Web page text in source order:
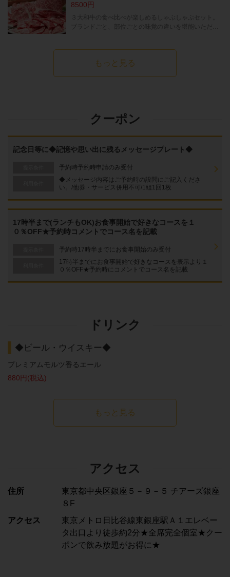
8500円
３大和牛の食べ比べが楽しめるしゃぶしゃぶセット。
もっと見る
クーポン
記念日等に◆記憶や思い出に残るメッセージプレート◆
予約時予約時申請のみ受付
◆メッセージ内容はご予約時の設問にご記入くださ
い。/他券・サービス併用不可/1組1回1枚
17時半まで(ランチもOK)お食事開始で好きなコースを１
０％OFF★予約時コメントでコース名を記載
予約時17時半までにお食事開始のみ受付
17時半までにお食事開始で好きなコースを表示より１
０％OFF★予約時にコメントでコース名を記載
ドリンク
◆ビール・ウイスキー◆
プレミアムモルツ香るエール
880円 (税込)
もっと見る
アクセス
住所
東京都中央区銀座５－９－５ チアーズ銀座
８F
アクセス
東京メトロ日比谷線東銀座駅Ａ１エレベー
タ出口より徒歩約2分★全席完全個室★クー
ポンで飲み放題がお得に★